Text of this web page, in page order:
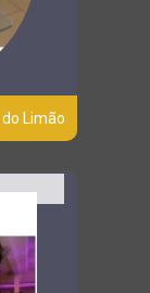
Limão